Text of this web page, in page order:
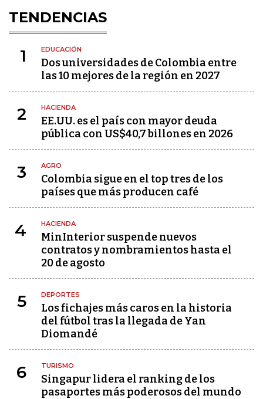
TENDENCIAS
1 EDUCACIÓN
Dos universidades de Colombia entre
las 10 mejores de la región en 2027
2 HACIENDA
EE.UU. es el país con mayor deuda
pública con US$40,7 billones en 2026
3 AGRO
Colombia sigue en el top tres de los
países que más producen café
4 HACIENDA
MinInterior suspende nuevos
contratos y nombramientos hasta el
20 de agosto
5 DEPORTES
Los fichajes más caros en la historia
del fútbol tras la llegada de Yan
Diomandé
6 TURISMO
Singapur lidera el ranking de los
pasaportes más poderosos del mundo